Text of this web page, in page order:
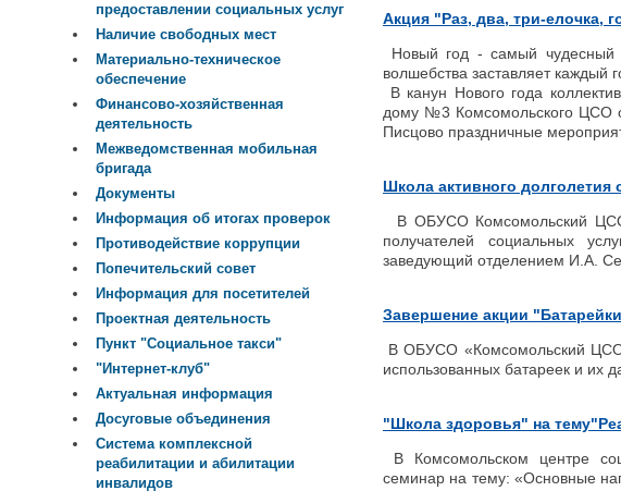
Акция "Раз, два, три-елочка,
Новый год - самый чудесный
волшебства заставляет каждый
В канун Нового года
дому №3 Комсомольского ЦСО
Писцово праздничные
Школа активного долголетия
В ОБУСО Комсомольский ЦСО
получателей социальных
заведующий отделением И.А.
Завершение акции
В ОБУСО «Комсомольский
использованных батареек и их
"Школа здоровья" на
В Комсомольском центре
семинар на тему: «Основные
предоставлении социальных услуг
Наличие свободных мест
Материально-техническое
обеспечение
Финансово-хозяйственная
деятельность
Межведомственная мобильная
бригада
Документы
Информация об итогах проверок
Противодействие коррупции
Попечительский совет
Информация для посетителей
Проектная деятельность
Пункт "Социальное такси"
"Интернет-клуб"
Актуальная информация
Досуговые объединения
Система комплексной
реабилитации и абилитации
инвалидов